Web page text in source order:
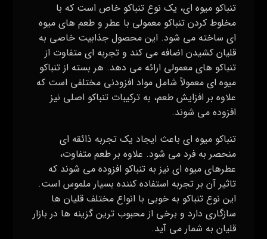
تنباکو میوه ای، یک نوع تنباکو خاص است که با
مخلوط کردن تنباکو معمولی با عطر و طعم‌ های میوه‌
ای ساخته می‌ شود. این محصول جذابیت خاصی به
قلیان کشیدن اضافه می‌ کند و تجربه‌ ای متفاوت از
تنباکو های معمولی ارائه می‌ دهد. هر بسته از تنباکو
میوه ای معمولاً شامل مواد افزودنی مختلفی است که
علاوه بر افزایش طعم، به ترکیبات تنباکو اصلی نیز
افزوده می‌ شوند.
تنباکو میوه ای باعث ایجاد یک تجربه ذائقه ای
منحصر به فرد می‌ شود. علاوه بر طعم متفاوت،
عطرهای میوه‌ ای نیز به تنباکو افزوده می‌ شوند که
تاثیر آن بر تجربه استفاده کننده بسیار ملموس است.
این نوع تنباکو به خوبی با انواع مختلف قلیان‌ ها
سازگاری دارد و برخی از محبوب‌ ترین گزینه‌ ها در بازار
قلیان به شمار می‌ آید.